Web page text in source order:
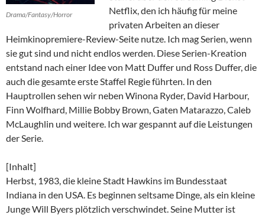
Drama/Fantasy/Horror
Netflix, den ich häufig für meine
privaten Arbeiten an dieser
Heimkinopremiere-Review-Seite nutze. Ich mag Serien, wenn
sie gut sind und nicht endlos werden. Diese Serien-Kreation
entstand nach einer Idee von Matt Duffer und Ross Duffer, die
auch die gesamte erste Staffel Regie führten. In den
Hauptrollen sehen wir neben Winona Ryder, David Harbour,
Finn Wolfhard, Millie Bobby Brown, Gaten Matarazzo, Caleb
McLaughlin und weitere. Ich war gespannt auf die Leistungen
der Serie.
[Inhalt]
Herbst, 1983, die kleine Stadt Hawkins im Bundesstaat
Indiana in den USA. Es beginnen seltsame Dinge, als ein kleine
Junge Will Byers plötzlich verschwindet. Seine Mutter ist